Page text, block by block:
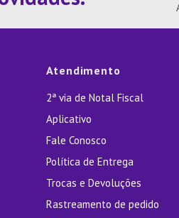
Atendimento
2ª via de Notal Fiscal
Aplicativo
Fale Conosco
Política de Entrega
Trocas e Devoluções
Rastreamento de pedido